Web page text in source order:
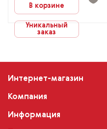
В корзине
Уникальный
заказ
Интернет-магазин
Компания
Информация